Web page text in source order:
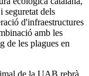
seguretat dels
d'infraestructures
amb les
de les plagues en
de la UAB rebrà